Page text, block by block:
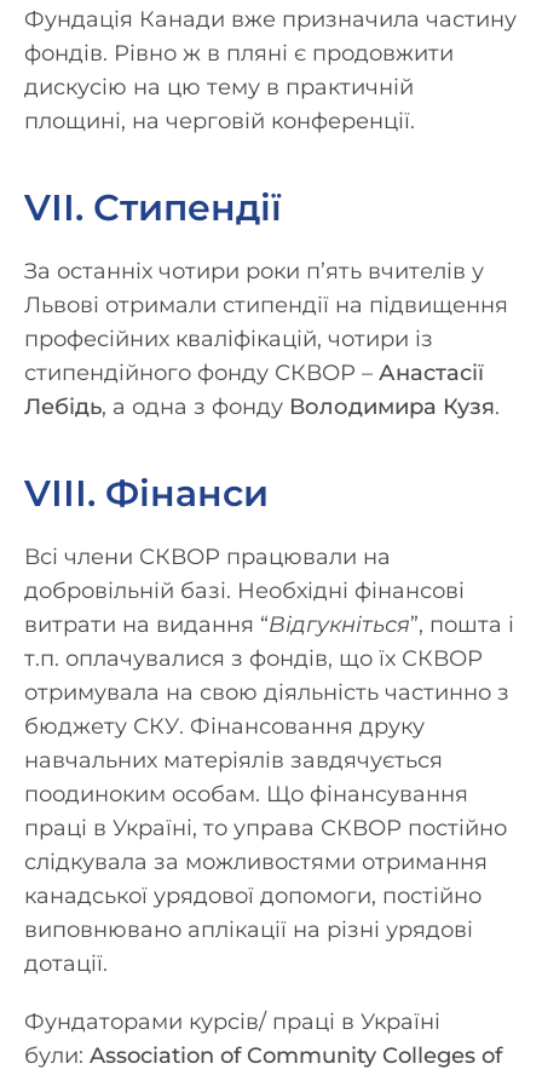
Фундація Канади вже призначила частину
фондів. Рівно ж в пляні є продовжити
дискусію на цю тему в практичній
площині, на черговій конференції.
VІІ. Стипендії
За останніх чотири роки п’ять вчителів у
Львові отримали стипендії на підвищення
професійних кваліфікацій, чотири із
стипендійного фонду СКВОР – Анастасії
Лебідь, а одна з фонду Володимира Кузя.
VІІІ. Фінанси
Всі члени СКВОР працювали на
добровільній базі. Необхідні фінансові
витрати на видання “Відгукніться”, пошта і
т.п. оплачувалися з фондів, що їх СКВОР
отримувала на свою діяльність частинно з
бюджету СКУ. Фінансовання друку
навчальних матеріялів завдячується
поодиноким особам. Що фінансування
праці в Україні, то управа СКВОР постійно
слідкувала за можливостями отримання
канадської урядової допомоги, постійно
виповнювано аплікації на різні урядові
дотації.
Фундаторами курсів/ праці в Україні
були: Association of Community Colleges of